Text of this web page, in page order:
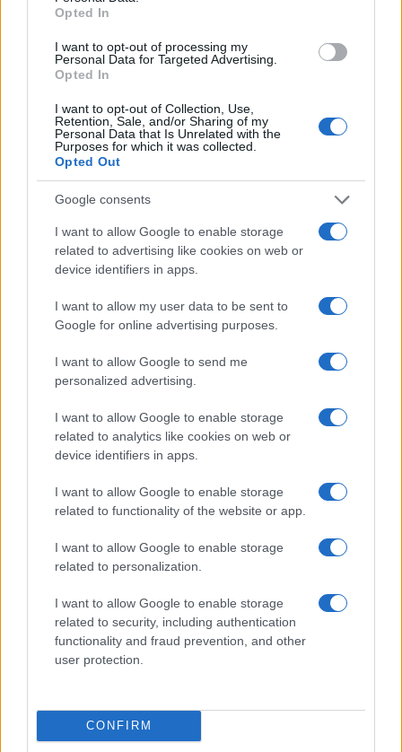
Opted In
I want to opt-out of processing my
Personal Data for Targeted Advertising.
Opted In
I want to opt-out of Collection, Use,
Retention, Sale, and/or Sharing of my
Personal Data that Is Unrelated with the
Purposes for which it was collected.
Opted Out
Google consents
I want to allow Google to enable storage
related to advertising like cookies on web or
device identifiers in apps.
I want to allow my user data to be sent to
Google for online advertising purposes.
I want to allow Google to send me
personalized advertising.
I want to allow Google to enable storage
related to analytics like cookies on web or
device identifiers in apps.
I want to allow Google to enable storage
related to functionality of the website or app.
I want to allow Google to enable storage
related to personalization.
I want to allow Google to enable storage
related to security, including authentication
functionality and fraud prevention, and other
user protection.
CONFIRM
NECROLOGIE
Mario Malu
Paolo Pinna
Martina Agostina Diturco
I nostri cari
I nostri cari
I nostri cari
Giovannimaria Cabras